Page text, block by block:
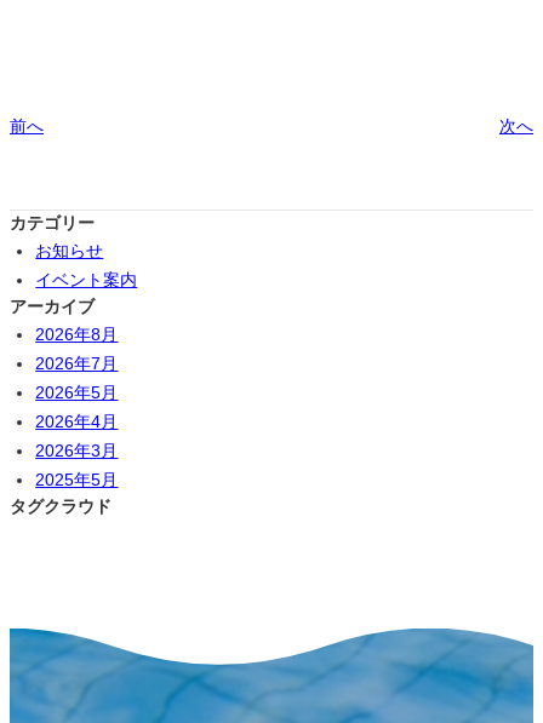
前へ 次へ
カテゴリー
お知らせ
イベント案内
アーカイブ
2026年8月
2026年7月
2026年5月
2026年4月
2026年3月
2025年5月
タグクラウド